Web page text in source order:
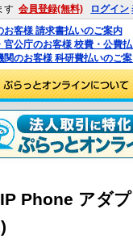
す 会員登録(無料) ログイン
お客様 請求書払いのご案内
官公庁のお客様 校費・公費
関のお客様 科研費払いのご
Phone アダ